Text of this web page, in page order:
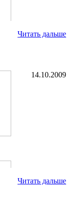
Читать дальше
14.10.2009
Читать дальше